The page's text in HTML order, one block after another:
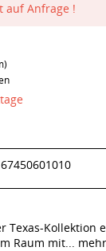
auf Anfrage !
67450601010
Texas-Kollektion
Raum mit... mehr